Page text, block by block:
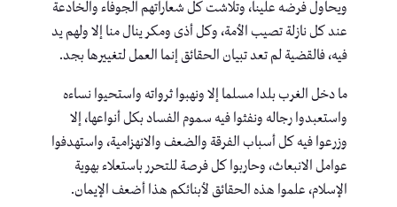
ويحاول فرضه علينا، وتلاشت كل شعاراتهم الجوفاء والخادعة
عند كل نازلة تصيب الأمة، وكل أذى ومكر ينال منا إلا ولهم يد
فيه، فالقضية لم تعد تبيان الحقائق إنما العمل لتغييرها بجد.
ما دخل الغرب بلدا مسلما إلا ونهبوا ثرواته واستحيوا نساءه
واستعبدوا رجاله ونفثوا فيه سموم الفساد بكل أنواعها، إلا
وزرعوا فيه كل أسباب الفرقة والضعف والانهزامية، واستهدفوا
عوامل الانبعاث، وحاربوا كل فرصة للتحرر باستعلاء بهوية
الإسلام، علموا هذه الحقائق لأبنائكم هذا أضعف الإيمان.